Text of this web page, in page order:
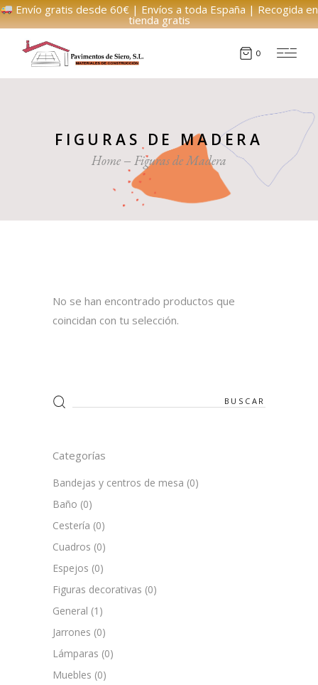
Envío gratis desde 60€ | Envíos a toda España | Recogida en
tienda gratis
0
FIGURAS DE MADERA
Home Figuras de Madera
No se han encontrado productos que
coincidan con tu selección.
Search
for:
Categorías
Bandejas y centros de mesa (0)
Baño (0)
Cestería (0)
Cuadros (0)
Espejos (0)
Figuras decorativas (0)
General (1)
Jarrones (0)
Lámparas (0)
Muebles (0)